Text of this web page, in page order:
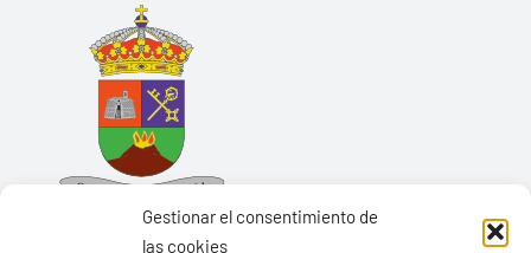
Gestionar el consentimiento de
las cookies